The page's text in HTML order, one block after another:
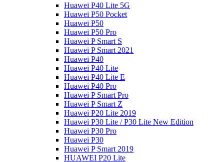
Huawei P40 Lite 5G
Huawei P50 Pocket
Huawei P50
Huawei P50 Pro
Huawei P Smart S
Huawei P Smart 2021
Huawei P40
Huawei P40 Lite
Huawei P40 Lite E
Huawei P40 Pro
Huawei P Smart Pro
Huawei P Smart Z
Huawei P20 Lite 2019
Huawei P30 Lite / P30 Lite New Edition
Huawei P30 Pro
Huawei P30
Huawei P Smart 2019
HUAWEI P20 Lite